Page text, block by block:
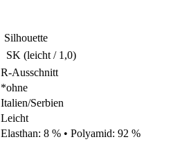
Silhouette
SK (leicht / 1,0)
R-Ausschnitt
*ohne
Italien/Serbien
Leicht
Elasthan: 8 % • Polyamid: 92 %